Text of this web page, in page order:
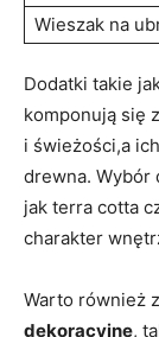
Wieszak na
Dodatki takie
komponują się
i świeżości,a
drewna. Wybór
jak terra cotta
⁢charakter
Warto również
dekoracyjne,